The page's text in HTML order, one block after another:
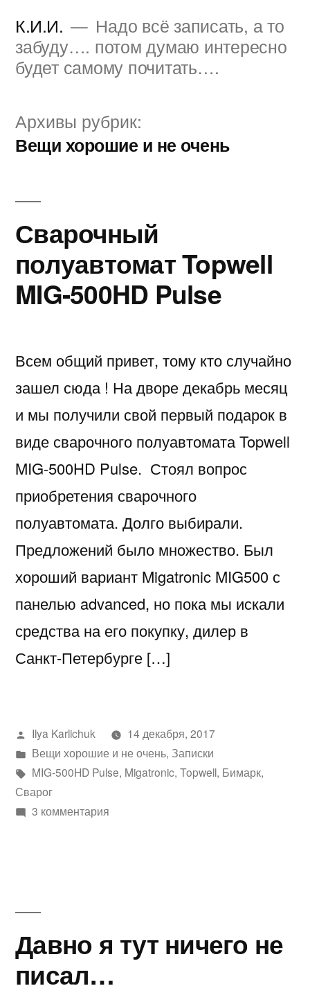
содержимому
К.И.И.
Надо всё записать, а то
забуду…. потом думаю интересно
будет самому почитать….
Архивы рубрик:
Вещи хорошие и не очень
Сварочный
полуавтомат Topwell
MIG-500HD Pulse
Всем общий привет, тому кто случайно
зашел сюда ! На дворе декабрь месяц
и мы получили свой первый подарок в
виде сварочного полуавтомата Topwell
MIG-500HD Pulse. Стоял вопрос
приобретения сварочного
полуавтомата. Долго выбирали.
Предложений было множество. Был
хороший вариант Migatronic MIG500 с
панелью advanced, но пока мы искали
средства на его покупку, дилер в
Санкт-Петербурге […]
Написано
автором
Ilya Karlichuk
14 декабря, 2017
Написано
в
Вещи хорошие и не очень, Записки
Метки:
MIG-500HD Pulse, Migatronic, Topwell, Бимарк,
Сварог
3 комментарияк
Pulse
Давно я тут ничего не
писал…